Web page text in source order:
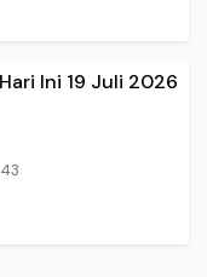
Ini 19 Juli 2026
43